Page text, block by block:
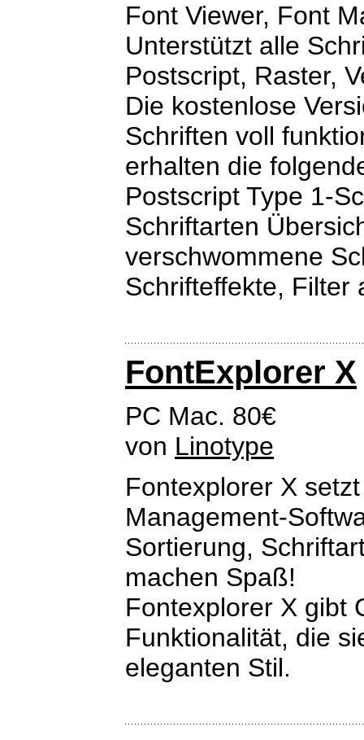
Font Viewer, Font
Unterstützt alle
Postscript, Raster,
Die kostenlose
Schriften voll
erhalten die
Postscript Type 1-
Schriftarten
verschwommene
Schrifteffekte, Filter
FontExplorer X
PC Mac. 80€
von Linotype
Fontexplorer X
Management-
Sortierung,
machen Spaß!
Fontexplorer X gibt
Funktionalität, die
eleganten Stil.